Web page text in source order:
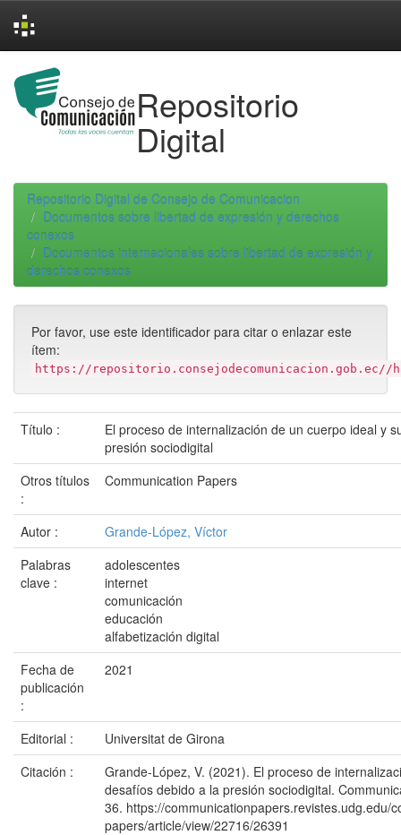
navigation
Repositorio
Digital
Repositorio Digital de Consejo de Comunicacion
Documentos sobre libertad de expresión y derechos
conexos
Documentos internacionales sobre libertad de expresión y
derechos conexos
Por favor, use este identificador para citar o enlazar este
ítem:
https://repositorio.consejodecomunicacion.gob.ec//
Título :
El proceso de internalización de un cuerpo ideal y
presión sociodigital
Otros títulos
:
Communication Papers
Autor :
Grande-López, Víctor
Palabras
clave :
adolescentes
internet
comunicación
educación
alfabetización digital
Fecha de
publicación
:
2021
Editorial :
Universitat de Girona
Citación :
Grande-López, V. (2021). El proceso de
desafíos debido a la presión sociodigital.
36. https://communicationpapers.revistes.udg.edu/
papers/article/view/22716/26391